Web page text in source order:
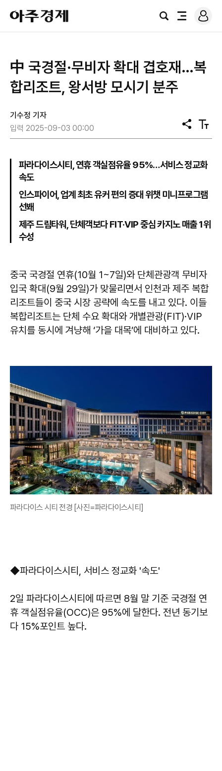
아
주
경
검
전
로
그
中 국경절·무비자 확대 겹호재…복
합리조트, 왕서방 모시기 분주
기수정 기자
입력 2025-09-03 00:00
공
유
텍
스
기
파라다이스시티, 연휴 객실점유율 95%…서비스 정교화
속도
인스파이어, 업계 최초 유커 편의 증대 위챗 미니프로그램
선봬
제주 드림타워, 단체객보다 FIT·VIP 중심 카지노 매출 1위
수성
중국 국경절 연휴(10월 1~7일)와 단체관광객 무비자
입국 확대(9월 29일)가 맞물리면서 인천과 제주 복합
리조트들이 중국 시장 공략에 속도를 내고 있다. 이들
복합리조트는 단체 수요 확대와 개별관광(FIT)·VIP
유치를 동시에 겨냥해 ‘가을 대목’에 대비하고 있다.
파라다이스 시티 전경 [사진=파라다이스시티]
◆파라다이스시티, 서비스 정교화 '속도'
2일 파라다이스시티에 따르면 8월 말 기준 국경절 연
휴 객실점유율(OCC)은 95%에 달한다. 전년 동기보
다 15%포인트 높다.